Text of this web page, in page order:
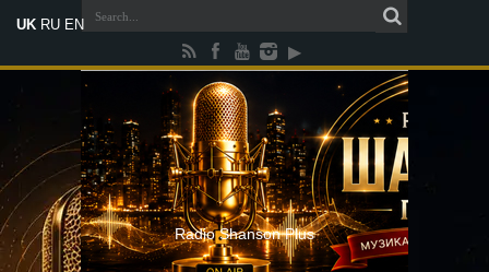
Radio Shanson Plus
UK RU EN